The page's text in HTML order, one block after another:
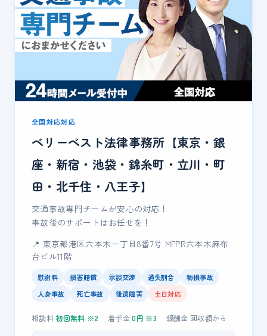
全国対応対応
ベリーベスト法律事務所【東京・銀
座・新宿・池袋・錦糸町・立川・町
田・北千住・八王子】
交通事故専門チームが安心の対応！
事故後のサポートはお任せを！
📍 東京都港区六本木一丁目8番7号 MFPR六本木麻布
台ビル11階
慰謝料 損害賠償 示談交渉 過失割合
物損事故
人身事故
死亡事故 後遺障害 土日対応
相談料初回無料 ※2 着手金0円 ※3 報酬金 回収額から